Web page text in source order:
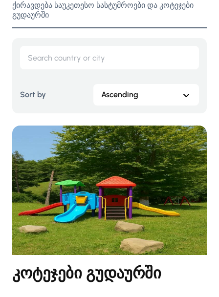
ქირავდება საუკეთესო სასტუმროები და კოტეჯები
გუდაურში
Sort by
კოტეჯები გუდაურში